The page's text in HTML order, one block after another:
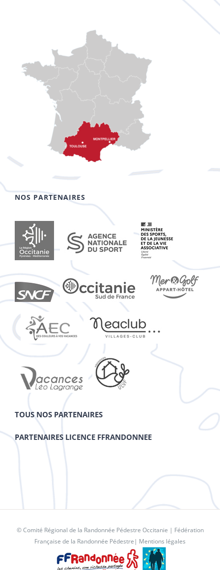
NOS PARTENAIRES
TOUS NOS PARTENAIRES
PARTENAIRES LICENCE FFRANDONNEE
© Comité Régional de la Randonnée Pédestre Occitanie | Fédération
Française de la Randonnée Pédestre | Mentions légales